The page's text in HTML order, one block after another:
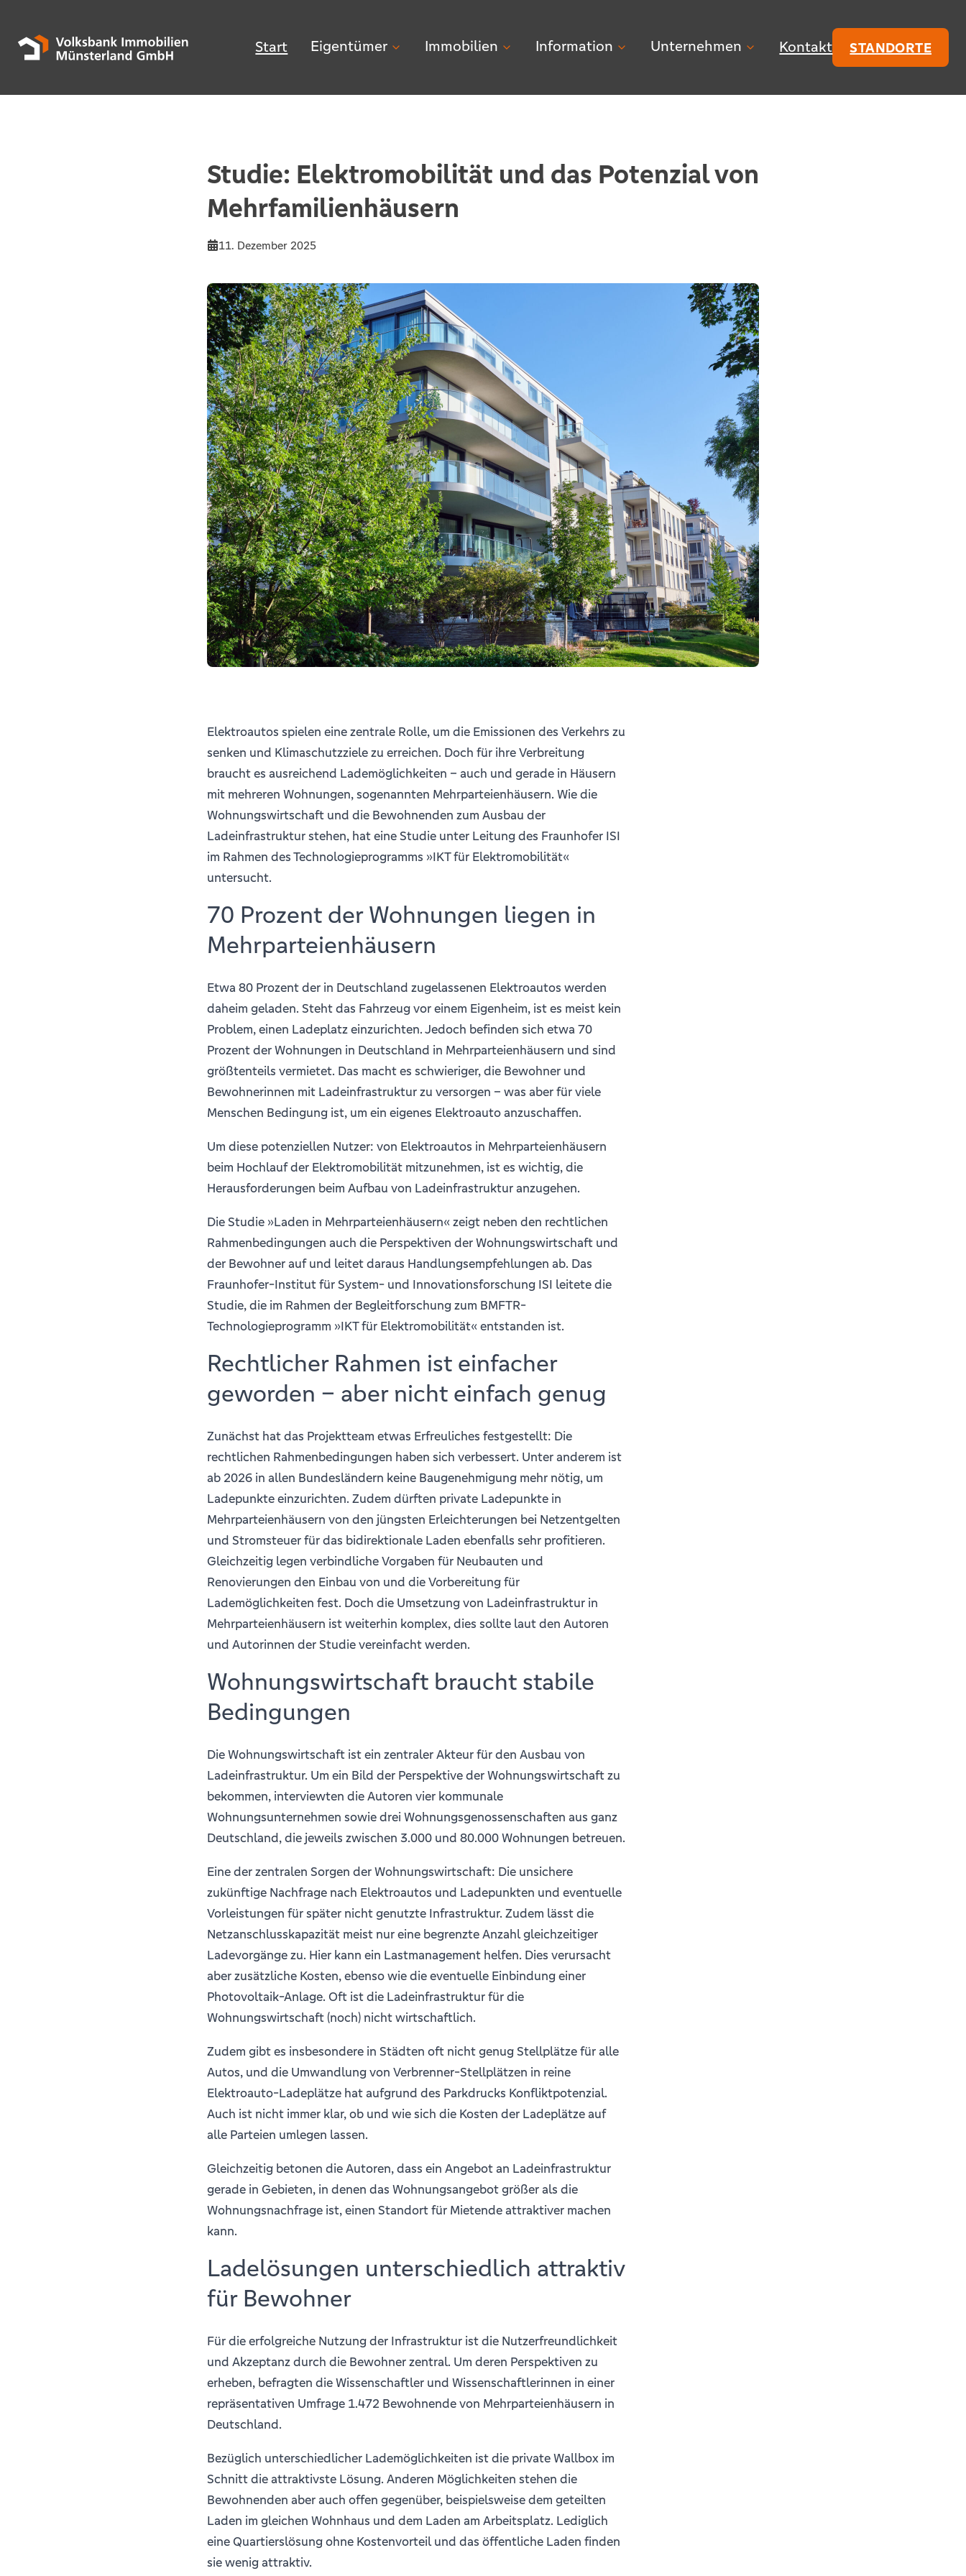
Start Eigentümer Immobilien Information Unternehmen Kontakt STANDORTE
Studie: Elektromobilität und das Potenzial von
Mehrfamilienhäusern
11. Dezember 2025
Elektroautos spielen eine zentrale Rolle, um die Emissionen des Verkehrs zu
senken und Klimaschutzziele zu erreichen. Doch für ihre Verbreitung
braucht es ausreichend Lademöglichkeiten – auch und gerade in Häusern
mit mehreren Wohnungen, sogenannten Mehrparteienhäusern. Wie die
Wohnungswirtschaft und die Bewohnenden zum Ausbau der
Ladeinfrastruktur stehen, hat eine Studie unter Leitung des Fraunhofer ISI
im Rahmen des Technologieprogramms »IKT für Elektromobilität«
untersucht.
70 Prozent der Wohnungen liegen in
Mehrparteienhäusern
Etwa 80 Prozent der in Deutschland zugelassenen Elektroautos werden
daheim geladen. Steht das Fahrzeug vor einem Eigenheim, ist es meist kein
Problem, einen Ladeplatz einzurichten. Jedoch befinden sich etwa 70
Prozent der Wohnungen in Deutschland in Mehrparteienhäusern und sind
größtenteils vermietet. Das macht es schwieriger, die Bewohner und
Bewohnerinnen mit Ladeinfrastruktur zu versorgen – was aber für viele
Menschen Bedingung ist, um ein eigenes Elektroauto anzuschaffen.
Um diese potenziellen Nutzer: von Elektroautos in Mehrparteienhäusern
beim Hochlauf der Elektromobilität mitzunehmen, ist es wichtig, die
Herausforderungen beim Aufbau von Ladeinfrastruktur anzugehen.
Die Studie »Laden in Mehrparteienhäusern« zeigt neben den rechtlichen
Rahmenbedingungen auch die Perspektiven der Wohnungswirtschaft und
der Bewohner auf und leitet daraus Handlungsempfehlungen ab. Das
Fraunhofer-Institut für System- und Innovationsforschung ISI leitete die
Studie, die im Rahmen der Begleitforschung zum BMFTR-
Technologieprogramm »IKT für Elektromobilität« entstanden ist.
Rechtlicher Rahmen ist einfacher
geworden – aber nicht einfach genug
Zunächst hat das Projektteam etwas Erfreuliches festgestellt: Die
rechtlichen Rahmenbedingungen haben sich verbessert. Unter anderem ist
ab 2026 in allen Bundesländern keine Baugenehmigung mehr nötig, um
Ladepunkte einzurichten. Zudem dürften private Ladepunkte in
Mehrparteienhäusern von den jüngsten Erleichterungen bei Netzentgelten
und Stromsteuer für das bidirektionale Laden ebenfalls sehr profitieren.
Gleichzeitig legen verbindliche Vorgaben für Neubauten und
Renovierungen den Einbau von und die Vorbereitung für
Lademöglichkeiten fest. Doch die Umsetzung von Ladeinfrastruktur in
Mehrparteienhäusern ist weiterhin komplex, dies sollte laut den Autoren
und Autorinnen der Studie vereinfacht werden.
Wohnungswirtschaft braucht stabile
Bedingungen
Die Wohnungswirtschaft ist ein zentraler Akteur für den Ausbau von
Ladeinfrastruktur. Um ein Bild der Perspektive der Wohnungswirtschaft zu
bekommen, interviewten die Autoren vier kommunale
Wohnungsunternehmen sowie drei Wohnungsgenossenschaften aus ganz
Deutschland, die jeweils zwischen 3.000 und 80.000 Wohnungen betreuen.
Eine der zentralen Sorgen der Wohnungswirtschaft: Die unsichere
zukünftige Nachfrage nach Elektroautos und Ladepunkten und eventuelle
Vorleistungen für später nicht genutzte Infrastruktur. Zudem lässt die
Netzanschlusskapazität meist nur eine begrenzte Anzahl gleichzeitiger
Ladevorgänge zu. Hier kann ein Lastmanagement helfen. Dies verursacht
aber zusätzliche Kosten, ebenso wie die eventuelle Einbindung einer
Photovoltaik-Anlage. Oft ist die Ladeinfrastruktur für die
Wohnungswirtschaft (noch) nicht wirtschaftlich.
Zudem gibt es insbesondere in Städten oft nicht genug Stellplätze für alle
Autos, und die Umwandlung von Verbrenner-Stellplätzen in reine
Elektroauto-Ladeplätze hat aufgrund des Parkdrucks Konfliktpotenzial.
Auch ist nicht immer klar, ob und wie sich die Kosten der Ladeplätze auf
alle Parteien umlegen lassen.
Gleichzeitig betonen die Autoren, dass ein Angebot an Ladeinfrastruktur
gerade in Gebieten, in denen das Wohnungsangebot größer als die
Wohnungsnachfrage ist, einen Standort für Mietende attraktiver machen
kann.
Ladelösungen unterschiedlich attraktiv
für Bewohner
Für die erfolgreiche Nutzung der Infrastruktur ist die Nutzerfreundlichkeit
und Akzeptanz durch die Bewohner zentral. Um deren Perspektiven zu
erheben, befragten die Wissenschaftler und Wissenschaftlerinnen in einer
repräsentativen Umfrage 1.472 Bewohnende von Mehrparteienhäusern in
Deutschland.
Bezüglich unterschiedlicher Lademöglichkeiten ist die private Wallbox im
Schnitt die attraktivste Lösung. Anderen Möglichkeiten stehen die
Bewohnenden aber auch offen gegenüber, beispielsweise dem geteilten
Laden im gleichen Wohnhaus und dem Laden am Arbeitsplatz. Lediglich
eine Quartierslösung ohne Kostenvorteil und das öffentliche Laden finden
sie wenig attraktiv.